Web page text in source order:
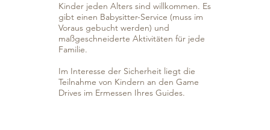
Kinder jeden Alters sind willkommen. Es
gibt einen Babysitter-Service (muss im
Voraus gebucht werden) und
maßgeschneiderte Aktivitäten für jede
Familie.
Im Interesse der Sicherheit liegt die
Teilnahme von Kindern an den Game
Drives im Ermessen Ihres Guides.